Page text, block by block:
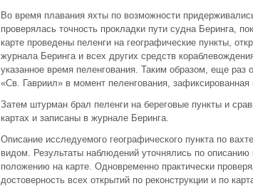
Во время плавания яхты по возможности
проверялась точность прокладки пути судна Беринга,
карте проведены пеленги на географические пункты,
журнала Беринга и всех других средств
указанное время пеленгования. Таким образом, еще раз
«Св. Гавриил» в момент пеленгования,
Затем штурман брал пеленги на береговые пункты и
картах и записаны в журнале Беринга.
Описание исследуемого географического пункта по
видом. Результаты наблюдений уточнялись по
положению на карте. Одновременно практически
достоверность всех открытий по реконструкции и по